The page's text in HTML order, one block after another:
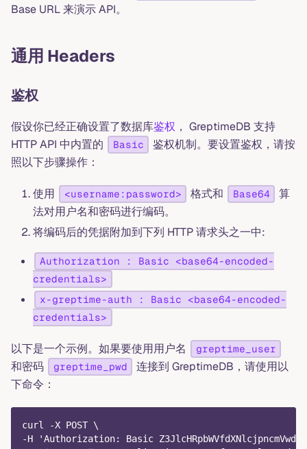
Base URL 来演示 API。
通用 Headers
鉴权
假设你已经正确设置了数据库鉴权 ， GreptimeDB 支持
HTTP API 中内置的
Basic
鉴权机制。要设置鉴权，请按
照以下步骤操作：
使用 <username:password> 格式和 Base64
算
法对用户名和密码进行编码。
将编码后的凭据附加到下列 HTTP 请求头之一中:
Authorization : Basic <base64-encoded-
credentials>
x-greptime-auth : Basic <base64-encoded-
credentials>
以下是一个示例。如果要使用用户名 greptime_user
和密码 greptime_pwd
连接到 GreptimeDB，请使用以
下命令：
curl -X POST \
-H 'Authorization: Basic